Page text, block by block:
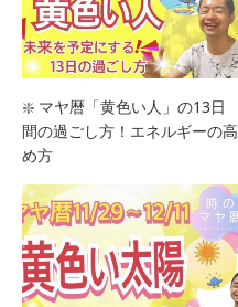
❇️ マヤ暦「黄色い人」の13日
間の過ごし方！エネルギーの高
め方